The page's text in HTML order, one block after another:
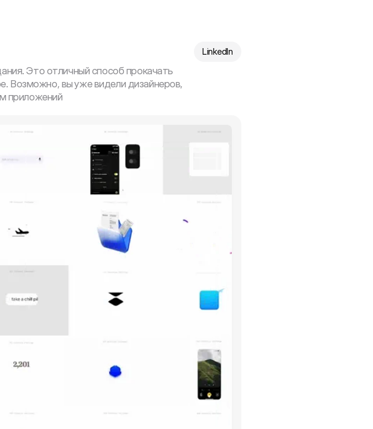
Это отличный способ прокачать
Возможно, вы уже видели дизайнеров,
приложений
LinkedIn